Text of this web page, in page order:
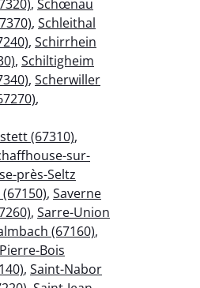
, Schœnau
, Schleithal
, Schirrhein
, Schiltigheim
, Scherwiller
,
(67310),
sur-
près-Seltz
, Saverne
, Sarre-Union
(67160),
Bois
, Saint-Nabor